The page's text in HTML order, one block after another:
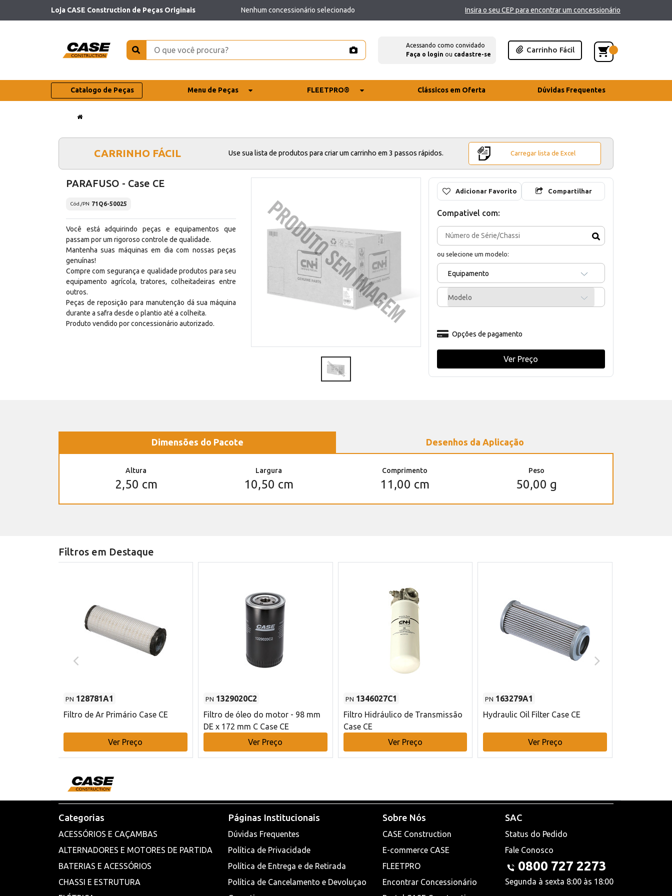
Loja CASE Construction de Peças Originais Nenhum concessionário selecionado Insira o seu CEP para encontrar um concessionário
Acessando como convidado
Faça o login ou cadastre-se
Carrinho Fácil
Catalogo de Peças Menu de Peças FLEETPRO® Clássicos em Oferta Dúvidas Frequentes
CARRINHO FÁCIL Use sua lista de produtos para criar um carrinho em 3 passos rápidos. Carregar lista de Excel
PARAFUSO - Case CE
Cód./PN 71Q6-50025
Você está adquirindo peças e equipamentos que
passam por um rigoroso controle de qualidade.
Mantenha suas máquinas em dia com nossas peças
genuínas!
Compre com segurança e qualidade produtos para seu
equipamento agrícola, tratores, colheitadeiras entre
outros.
Peças de reposição para manutenção dá sua máquina
durante a safra desde o plantio até a colheita.
Produto vendido por concessionário autorizado.
Adicionar Favorito Compartilhar
Compativel com:
ou selecione um modelo:
Equipamento
Modelo
Opções de pagamento
Ver Preço
Dimensões do Pacote Desenhos da Aplicação
Altura
2,50 cm
Largura
10,50 cm
Comprimento
11,00 cm
Peso
50,00 g
Filtros em Destaque
PN 128781A1
Filtro de Ar Primário Case CE
Ver Preço
PN 1329020C2
Filtro de óleo do motor - 98 mm
DE x 172 mm C Case CE
Ver Preço
PN 1346027C1
Filtro Hidráulico de Transmissão
Case CE
Ver Preço
PN 163279A1
Hydraulic Oil Filter Case CE
Ver Preço
Categorias
ACESSÓRIOS E CAÇAMBAS
ALTERNADORES E MOTORES DE PARTIDA
BATERIAS E ACESSÓRIOS
CHASSI E ESTRUTURA
Páginas Institucionais
Dúvidas Frequentes
Política de Privacidade
Política de Entrega e de Retirada
Política de Cancelamento e Devoluçao
Sobre Nós
CASE Construction
E-commerce CASE
FLEETPRO
Encontrar Concessionário
SAC
Status do Pedido
Fale Conosco
0800 727 2273
Segunda à sexta 8:00 às 18:00